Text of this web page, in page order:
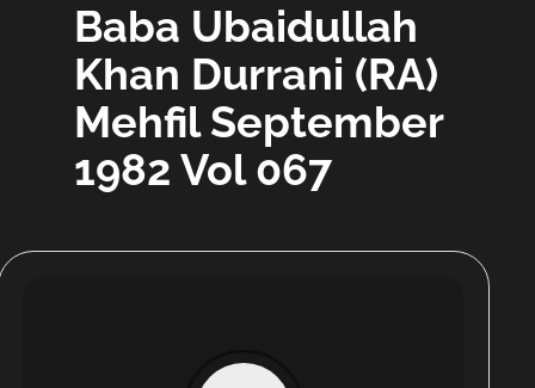
Baba Ubaidullah
Khan Durrani (RA)
Mehfil September
1982 Vol 067